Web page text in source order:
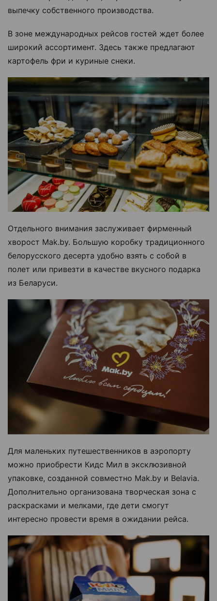
выпечку собственного производства.
В зоне международных рейсов гостей ждет более
широкий ассортимент. Здесь также предлагают
картофель фри и куриные снеки.
Отдельного внимания заслуживает фирменный
хворост Mak.by. Большую коробку традиционного
белорусского десерта удобно взять с собой в
полет или привезти в качестве вкусного подарка
из Беларуси.
Для маленьких путешественников в аэропорту
можно приобрести Кидс Мил в эксклюзивной
упаковке, созданной совместно Mak.by и Belavia.
Дополнительно организована творческая зона с
раскрасками и мелками, где дети смогут
интересно провести время в ожидании рейса.